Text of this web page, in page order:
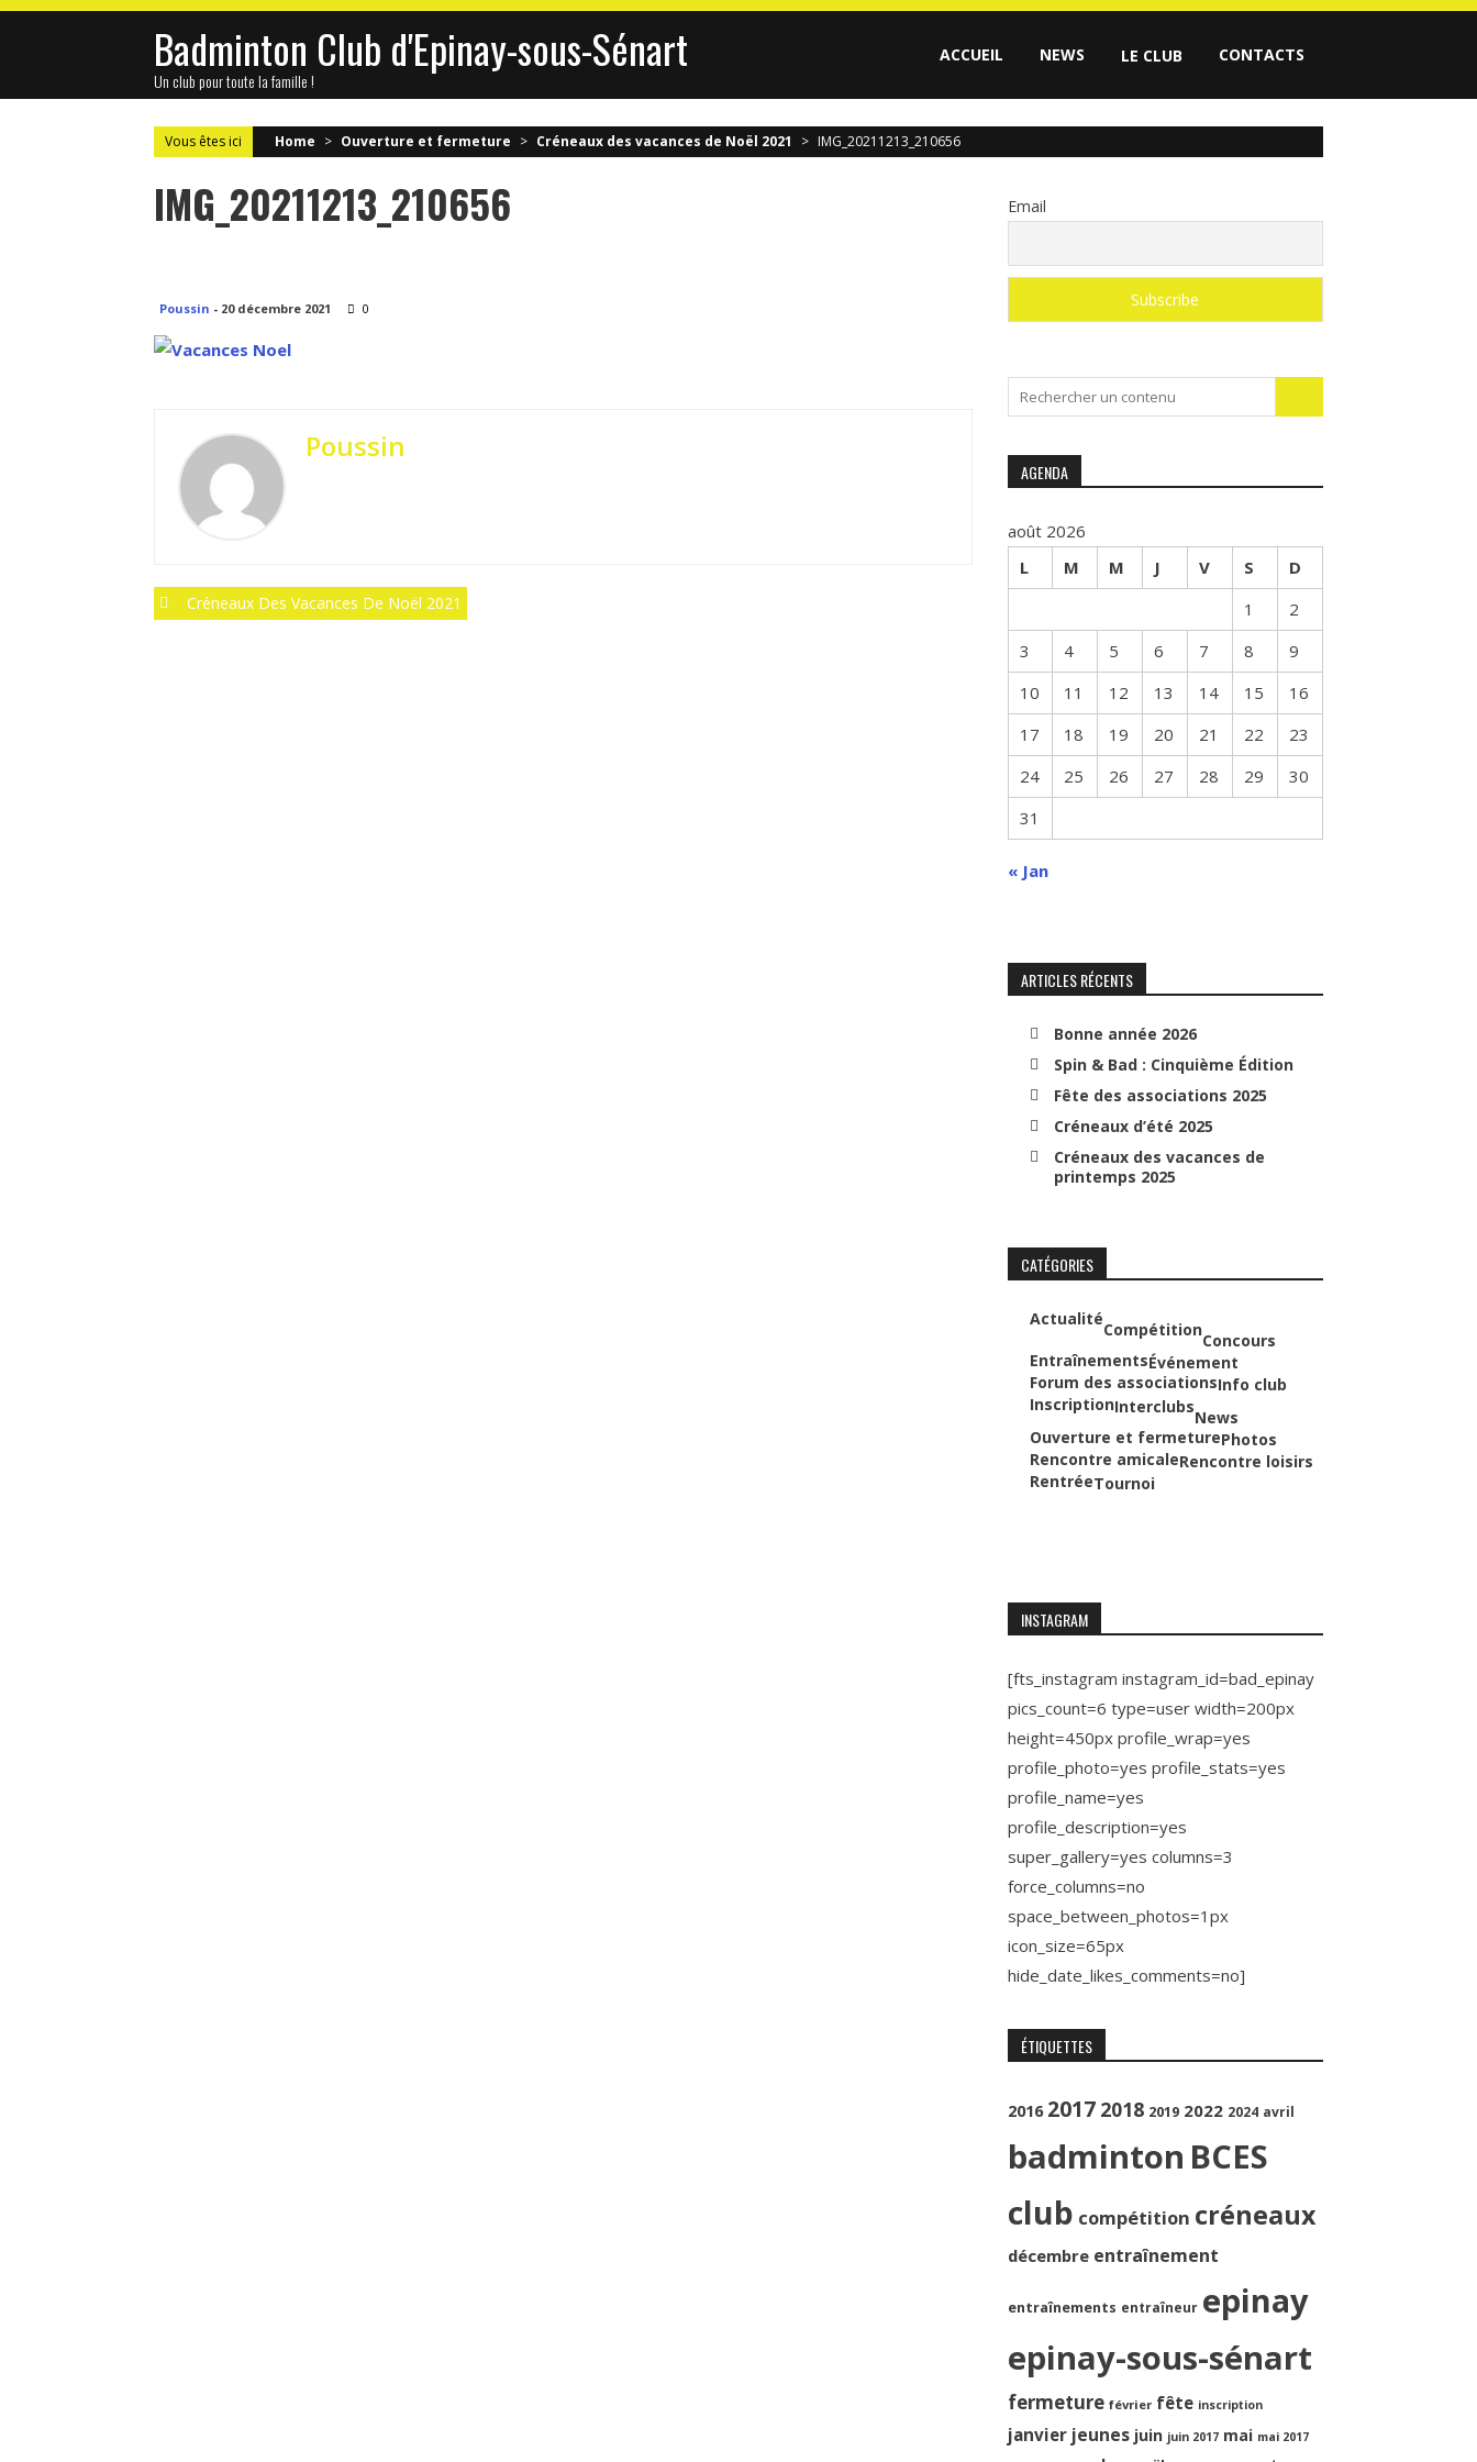
Skip
Badminton Club d'Epinay-sous-Sénart
Un club pour toute la famille !
ACCUEIL NEWS LE CLUB CONTACTS
Vous êtes ici Home > Ouverture et fermeture > Créneaux des vacances de Noël 2021 > IMG_20211213_210656
IMG_20211213_210656
Poussin - 20 décembre 2021 0
Poussin
PostCréneaux Des Vacances De Noël 2021
Email
for:
AGENDA
août 2026
L
M M J V S
D
1
2
3
4 5 6 7 8
9
10
11 12 13 14 15
16
17
18 19 20 21 22
23
24
25 26 27 28 29
30
31
« Jan
ARTICLES RÉCENTS
Bonne année 2026
Spin & Bad : Cinquième Édition
Fête des associations 2025
Créneaux d’été 2025
Créneaux des vacances de
printemps 2025
CATÉGORIES
Actualité
Compétition
Concours
EntraînementsÉvénement
Forum des associationsInfo club
InscriptionInterclubs
News
Ouverture et fermeturePhotos
Rencontre amicaleRencontre loisirs
RentréeTournoi
INSTAGRAM
[fts_instagram instagram_id=bad_epinay
pics_count=6 type=user width=200px
height=450px profile_wrap=yes
profile_photo=yes profile_stats=yes
profile_name=yes
profile_description=yes
super_gallery=yes columns=3
force_columns=no
space_between_photos=1px
icon_size=65px
hide_date_likes_comments=no]
ÉTIQUETTES
2016 2017 2018 2019 2022 2024 avril
badminton BCES
club compétition créneaux
décembre entraînement
entraînements entraîneur epinay
epinay-sous-sénart
fermeture février fête inscription
janvier jeunes juin juin 2017 mai mai 2017